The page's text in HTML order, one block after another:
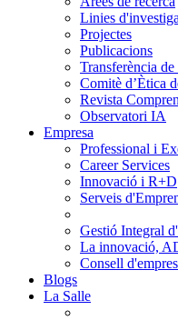
Linies
Projectes
Publicacions
Transferència
Comitè d’Ètica
Revista
Observatori IA
Empresa
Professional i
Career Services
Innovació i R+D
Serveis
Gestió Integral
La innovació,
Consell
Blogs
La Salle